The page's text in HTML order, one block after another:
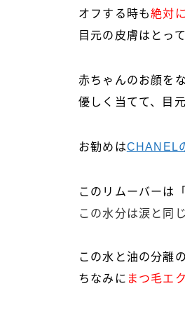
オフする時も絶対
目元の皮膚はとっ
赤ちゃんのお顔を
優しく当てて、目
お勧めはCHANEL
このリムーバーは
この水分は涙と同
この水と油の分離
ちなみに まつ毛エ